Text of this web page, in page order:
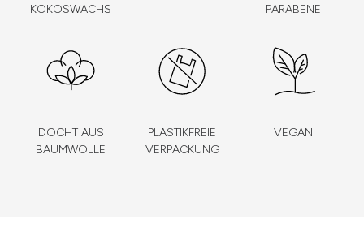
KOKOSWACHS
PARABENE
DOCHT AUS
BAUMWOLLE
PLASTIKFREIE
VERPACKUNG
VEGAN